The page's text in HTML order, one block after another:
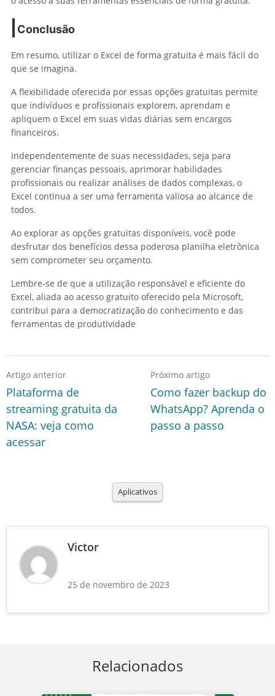
Conclusão
Em resumo, utilizar o Excel de forma gratuita é mais fácil do
que se imagina.
A flexibilidade oferecida por essas opções gratuitas permite
que indivíduos e profissionais explorem, aprendam e
apliquem o Excel em suas vidas diárias sem encargos
financeiros.
Independentemente de suas necessidades, seja para
gerenciar finanças pessoais, aprimorar habilidades
profissionais ou realizar análises de dados complexas, o
Excel continua a ser uma ferramenta valiosa ao alcance de
todos.
Ao explorar as opções gratuitas disponíveis, você pode
desfrutar dos benefícios dessa poderosa planilha eletrônica
sem comprometer seu orçamento.
Lembre-se de que a utilização responsável e eficiente do
Excel, aliada ao acesso gratuito oferecido pela Microsoft,
contribui para a democratização do conhecimento e das
ferramentas de produtividade
Artigo anterior
Plataforma de
streaming gratuita da
NASA: veja como
acessar
Próximo artigo
Como fazer backup do
WhatsApp? Aprenda o
passo a passo
Aplicativos
Victor
25 de novembro de 2023
Relacionados